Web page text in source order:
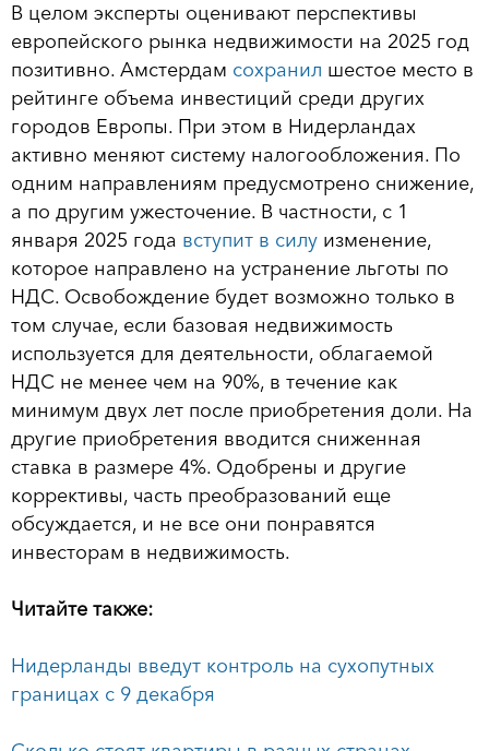
В целом эксперты оценивают перспективы
европейского рынка недвижимости на 2025 год
позитивно. Амстердам сохранил шестое место в
рейтинге объема инвестиций среди других
городов Европы. При этом в Нидерландах
активно меняют систему налогообложения. По
одним направлениям предусмотрено снижение,
а по другим ужесточение. В частности, с 1
января 2025 года вступит в силу изменение,
которое направлено на устранение льготы по
НДС. Освобождение будет возможно только в
том случае, если базовая недвижимость
используется для деятельности, облагаемой
НДС не менее чем на 90%, в течение как
минимум двух лет после приобретения доли. На
другие приобретения вводится сниженная
ставка в размере 4%. Одобрены и другие
коррективы, часть преобразований еще
обсуждается, и не все они понравятся
инвесторам в недвижимость.
Читайте также:
Нидерланды введут контроль на сухопутных
границах с 9 декабря